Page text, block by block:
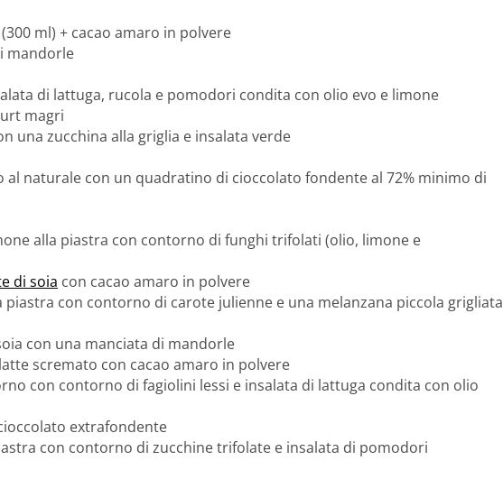
ml) + cacao amaro in polvere
mandorle
di lattuga, rucola e pomodori condita con olio evo e limone
magri
una zucchina alla griglia e insalata verde
al naturale con un quadratino di cioccolato fondente al 72% minimo di
alla piastra con contorno di funghi trifolati (olio, limone e
di soia con cacao amaro in polvere
piastra con contorno di carote julienne e una melanzana piccola grigliata
con una manciata di mandorle
scremato con cacao amaro in polvere
con contorno di fagiolini lessi e insalata di lattuga condita con olio
extrafondente
con contorno di zucchine trifolate e insalata di pomodori